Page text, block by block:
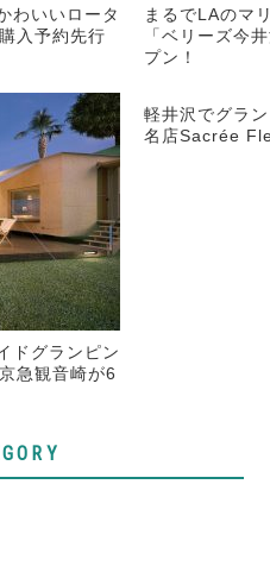
わいいロータ
入予約先行
まるでLAのマ
「ベリーズ今
プン！
ドグランピン
急観音崎が6
軽井沢でグラ
名店Sacrée